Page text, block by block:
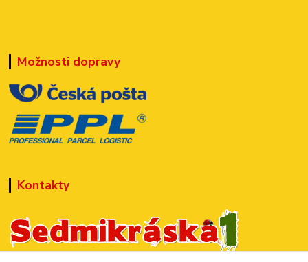
Možnosti dopravy
Kontakty